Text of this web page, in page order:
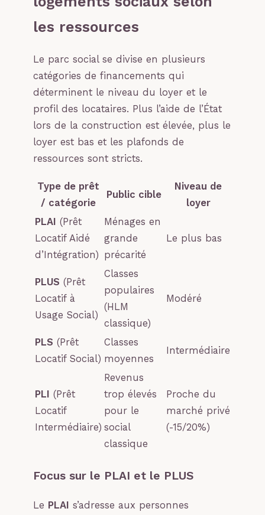
les ressources
Le parc social se divise en plusieurs
catégories de financements qui
déterminent le niveau du loyer et le
profil des locataires. Plus l’aide de l’État
lors de la construction est élevée, plus le
loyer est bas et les plafonds de
ressources sont stricts.
Type de prêt
/ catégorie
Public cible
Niveau de
loyer
PLAI (Prêt
Locatif Aidé
d’Intégration)
Ménages en
grande
précarité
Le plus bas
PLUS (Prêt
Locatif à
Usage Social)
Classes
populaires
(HLM
classique)
Modéré
PLS (Prêt
Locatif Social)
Classes
moyennes
Intermédiaire
PLI
(Prêt
Locatif
Intermédiaire)
Revenus
trop élevés
pour le
social
classique
Proche du
marché privé
(-15/20%)
Focus sur le PLAI et le PLUS
Le PLAI s’adresse aux personnes